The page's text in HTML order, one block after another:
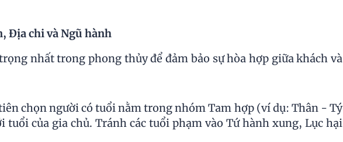
Địa chi và Ngũ hành
nhất trong phong thủy để đảm bảo sự hòa hợp giữa khách và
chọn người có tuổi nằm trong nhóm Tam hợp (ví dụ: Thân - Tý
tuổi của gia chủ. Tránh các tuổi phạm vào Tứ hành xung, Lục hại